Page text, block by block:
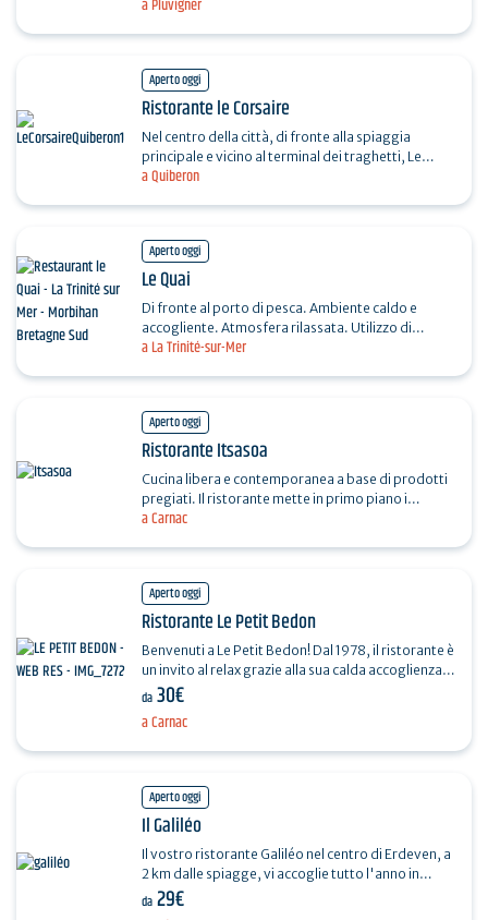
a Pluvigner
casalinga, le numerose galette e le pizze. Menu a
Aperto oggi
a Quiberon
Ristorante le Corsaire
Nel centro della città, di fronte alla spiaggia
principale e vicino al terminal dei traghetti, Le
Corsaire vi accoglie nelle sue camere e nella sua…
Aperto oggi
a La Trinité-sur-Mer
Le Quai
Di fronte al porto di pesca. Ambiente caldo e
accogliente. Atmosfera rilassata. Utilizzo di
prodotti freschi. Dolci fatti in casa. Personale
Aperto oggi
a Carnac
Ristorante Itsasoa
Cucina libera e contemporanea a base di prodotti
pregiati. Il ristorante mette in primo piano i
produttori locali, gli allevatori, gli ortolani, i…
Aperto oggi
a Carnac
Ristorante Le Petit Bedon
Benvenuti a Le Petit Bedon! Dal 1978, il ristorante è
un invito al relax grazie alla sua calda accoglienza e
al suo arredamento. Qui potrete gustare…
da 30€
Aperto oggi
Il Galiléo
Il vostro ristorante Galiléo nel centro di Erdeven, a
2 km dalle spiagge, vi accoglie tutto l'anno in
un'atmosfera amichevole con le sue specialità…
da 29€